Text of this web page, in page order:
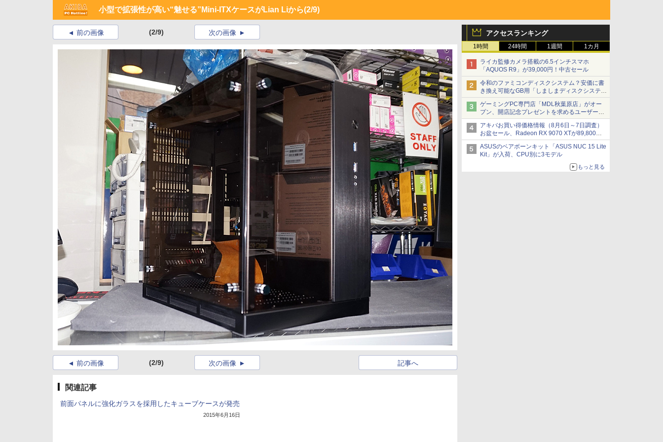
小型で拡張性が高い“魅せる”Mini-ITXケースがLian Liから(2/9)
アクセスランキング
1時間 24時間 1週間 1カ月
ライカ監修カメラ搭載の6.5インチスマホ
「AQUOS R9」が39,000円！中古セール
令和のファミコンディスクシステム？安価に書
き換え可能なGB用「しましまディスクシステ
ム」
ゲーミングPC専門店「MDL秋葉原店」がオー
プン、開店記念プレゼントを求めるユーザーが
押し寄せ長蛇の列に
アキバお買い得価格情報（8月6日～7日調査）
お盆セール、Radeon RX 9070 XTが89,800
円、水平周波数24.8kHz対応の17型モニターが
9,801円、暑さ指数連動セール ほか
ASUSのベアボーンキット「ASUS NUC 15 Lite
Kit」が入荷、CPU別に3モデル
もっと見る
前の画像 (2/9) 次の画像
前の画像 (2/9) 記事へ
次の画像
関連記事
前面パネルに強化ガラスを採用したキューブケースが発売
2015年6月16日